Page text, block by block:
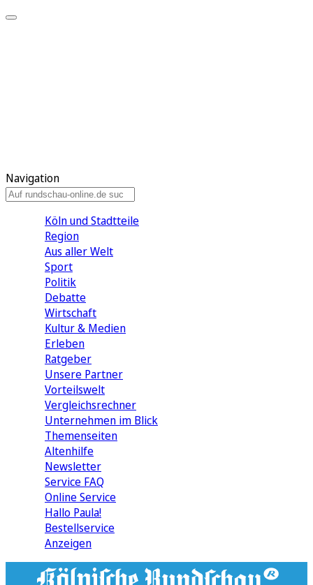
Navigation
Köln und Stadtteile
Region
Aus aller Welt
Sport
Politik
Debatte
Wirtschaft
Kultur & Medien
Erleben
Ratgeber
Unsere Partner
Vorteilswelt
Vergleichsrechner
Unternehmen im Blick
Themenseiten
Altenhilfe
Newsletter
Service FAQ
Online Service
Hallo Paula!
Bestellservice
Anzeigen